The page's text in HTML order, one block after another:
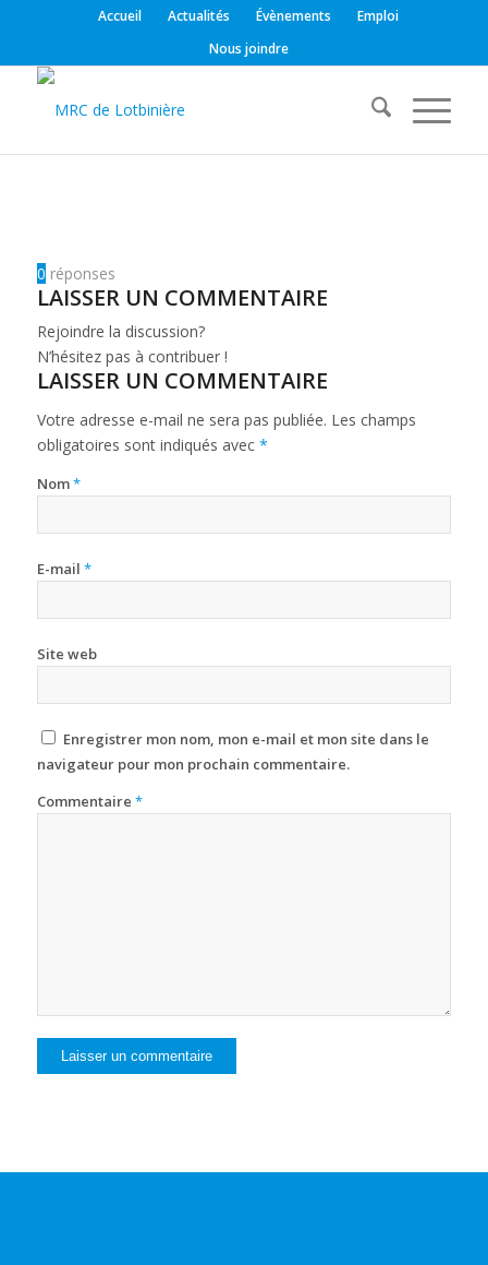
Accueil Actualités Évènements
Emploi
Nous joindre
0 réponses
LAISSER UN COMMENTAIRE
Rejoindre la discussion?
N’hésitez pas à contribuer !
LAISSER UN COMMENTAIRE
Votre adresse e-mail ne sera pas publiée. Les champs
obligatoires sont indiqués avec *
Nom*
E-mail *
Site web
Enregistrer mon nom, mon e-mail et mon site dans le
navigateur pour mon prochain commentaire.
Commentaire *